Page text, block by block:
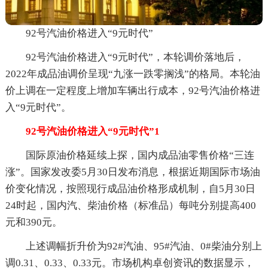
92号汽油价格进入“9元时代”
92号汽油价格进入“9元时代”，本轮调价落地后，
2022年成品油调价呈现“九涨一跌零搁浅”的格局。本轮油
价上调在一定程度上增加车辆出行成本，92号汽油价格进
入“9元时代”。
92号汽油价格进入“9元时代”1
国际原油价格延续上探，国内成品油零售价格“三连
涨”。国家发改委5月30日发布消息，根据近期国际市场油
价变化情况，按照现行成品油价格形成机制，自5月30日
24时起，国内汽、柴油价格（标准品）每吨分别提高400
元和390元。
上述调幅折升价为92#汽油、95#汽油、0#柴油分别上
调0.31、0.33、0.33元。市场机构卓创资讯的数据显示，